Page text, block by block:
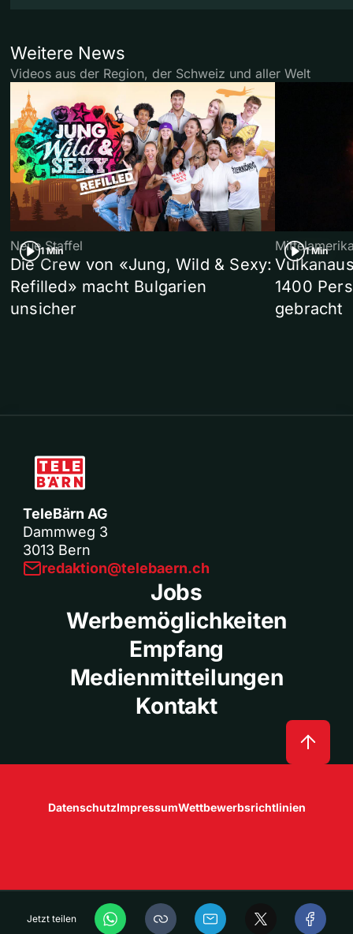
Jetzt teilen
Weitere News
Videos aus der Region, der Schweiz und aller Welt
1 Min
Neue Staffel
Die Crew von «Jung, Wild & Sexy:
Refilled» macht Bulgarien
unsicher
1 Min
1400
gebracht
TeleBärn AG
Dammweg 3
3013 Bern
redaktion@telebaern.ch
Jobs
Werbemöglichkeiten
Empfang
Medienmitteilungen
Kontakt
DatenschutzImpressumWettbewerbsrichtlinien